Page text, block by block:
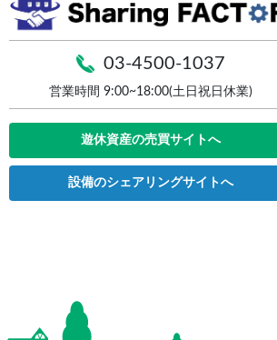
03-4500-1037
営業時間 9:00~18:00(土日祝日休業)
遊休資産の売買サイトへ
設備のシェアリングサイトへ